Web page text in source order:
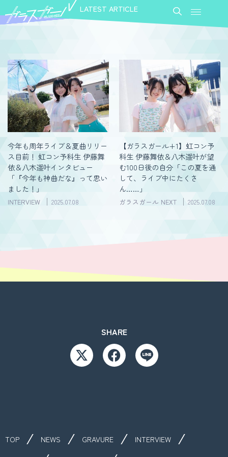
LATEST ARTICLE
今年も周年ライブ＆夏曲リリー
ス目前！ 虹コン予科生 伊藤舞
依＆八木遥叶インタビュー
「『今年も神曲だな』って思い
ました！」
INTERVIEW 2025.07.08
【ガラスガール+1】虹コン予
科生 伊藤舞依＆八木遥叶が望
む100日後の自分「この夏を通
して、ライブ中にたくさ
ん……」
ガラスガール NEXT 2025.07.08
SHARE
TOP NEWS GRAVURE
INTERVIEW